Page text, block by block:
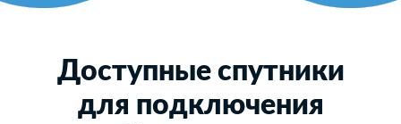
Доступные спутники
для подключения